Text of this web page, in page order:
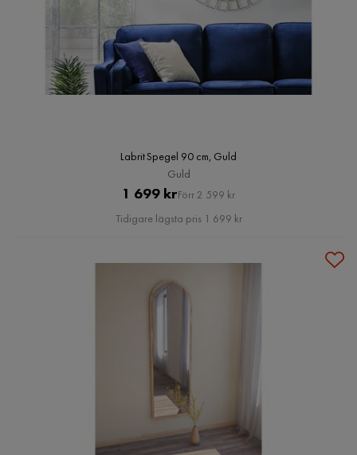
Labrit Spegel 90 cm, Guld
Guld
Pris
1 699 krOriginal
Pris
Förr 2 599 kr
Tidigare lägsta pris 1 699 kr